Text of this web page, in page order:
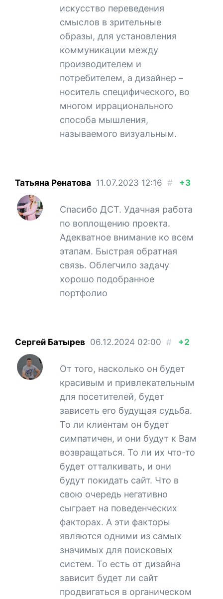
искусство переведения
смыслов в зрительные
образы, для установления
коммуникации между
производителем и
потребителем, а дизайнер –
носитель специфического, во
многом иррационального
способа мышления,
называемого визуальным.
Татьяна Ренатова 11.07.2023 12:16 # +3
Спасибо ДСТ. Удачная работа
по воплощению проекта.
Адекватное внимание ко всем
этапам. Быстрая обратная
связь. Облегчило задачу
хорошо подобранное
портфолио
Сергей Батырев 06.12.2024 02:00 # +2
От того, насколько он будет
красивым и привлекательным
для посетителей, будет
зависеть его будущая судьба.
То ли клиентам он будет
симпатичен, и они будут к Вам
возвращаться. То ли их что-то
будет отталкивать, и они
будут покидать сайт. Что в
свою очередь негативно
сыграет на поведенческих
факторах. А эти факторы
являются одними из самых
значимых для поисковых
систем. То есть от дизайна
зависит будет ли сайт
продвигаться в органическом